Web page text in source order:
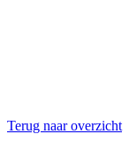
Terug naar overzicht